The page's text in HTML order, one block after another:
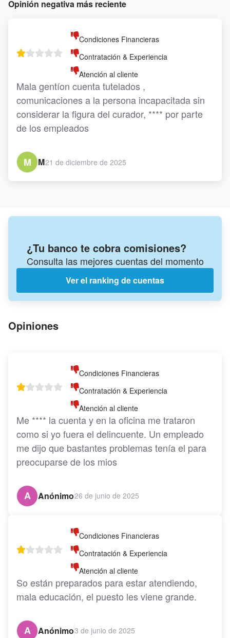
mismo
Opinión negativa más reciente
Condiciones Financieras
Contratación & Experiencia
Atención al cliente
Mala gentíon cuenta tutelados ,
comunicaciones a la persona incapacitada sin
considerar la figura del curador, **** por parte
de los empleados
M M21 de diciembre de 2025
¿Tu banco te cobra comisiones?
Consulta las mejores cuentas del momento
Ver el ranking de cuentas
Opiniones
Condiciones Financieras
Contratación & Experiencia
Atención al cliente
Me **** la cuenta y en la oficina me trataron
como si yo fuera el delincuente. Un empleado
me dijo que bastantes problemas tenía el para
preocuparse de los mios
A Anónimo26 de junio de 2025
Condiciones Financieras
Contratación & Experiencia
Atención al cliente
So están preparados para estar atendiendo,
mala educación, el puesto les viene grande.
A Anónimo3 de junio de 2025